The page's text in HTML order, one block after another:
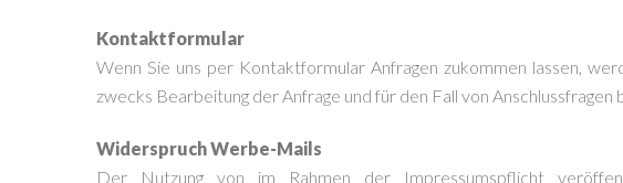
Kontaktformular
Wenn Sie uns per Kontaktformular Anfragen zukommen lassen,
zwecks Bearbeitung der Anfrage und für den Fall von
Widerspruch Werbe-Mails
Der Nutzung von im Rahmen der Impressumspflicht